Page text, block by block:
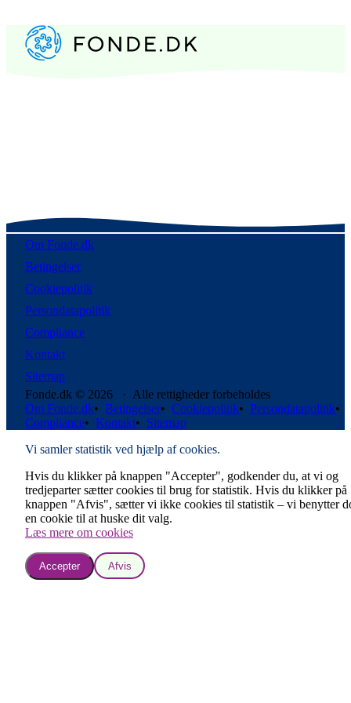
Om Fonde.dk
Betingelser
Cookiepolitik
Persondatapolitik
Compliance
Kontakt
Sitemap
Fonde.dk © 2026 · Alle rettigheder forbeholdes
Om Fonde.dk• Betingelser• Cookiepolitik• Persondatapolitik•
Compliance• Kontakt• Sitemap
Vi samler statistik ved hjælp af cookies.
Hvis du klikker på knappen "Accepter", godkender du, at vi og
tredjeparter sætter cookies til brug for statistik. Hvis du klikker på
knappen "Afvis", sætter vi ikke cookies til statistik – vi benytter
en cookie til at huske dit valg.
Læs mere om cookies
Accepter Afvis